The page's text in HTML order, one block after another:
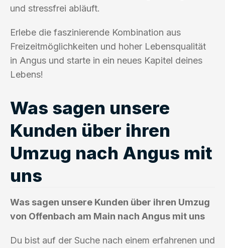
und stressfrei abläuft.
Erlebe die faszinierende Kombination aus
Freizeitmöglichkeiten und hoher Lebensqualität
in Angus und starte in ein neues Kapitel deines
Lebens!
Was sagen unsere
Kunden über ihren
Umzug nach Angus mit
uns
Was sagen unsere Kunden über ihren Umzug
von Offenbach am Main nach Angus mit uns
Du bist auf der Suche nach einem erfahrenen und